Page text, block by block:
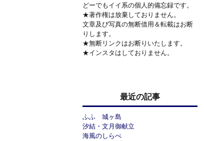
どーでもイイ系の個人的備忘録です。
★著作権は放棄しておりません。
文章及び写真の無断借用＆転載はお断
りします。
★無断リンクはお断りいたします。
★インスタはしておりません。
最近の記事
ふふ 城ヶ島
汐結・文月御献立
海風のしらべ